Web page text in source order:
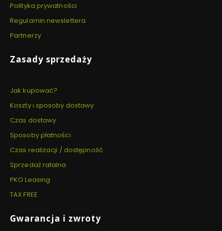
Polityka prywatności
Regulamin newslettera
Partnerzy
Zasady sprzedaży
Jak kupować?
Koszty i sposoby dostawy
Czas dostawy
Sposoby płatności
Czas realizacji / dostępność
Sprzedaż ratalna
PKO Leasing
TAX FREE
Gwarancja i zwroty